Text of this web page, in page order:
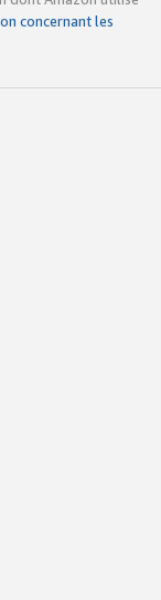
concernant les